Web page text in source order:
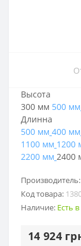
Производитель:
Код товара:
Наличие: Есть
14 924
Высота
300 мм 500 мм
Длинна
500 мм 400 мм
1100 мм 1200
2200 мм 2400